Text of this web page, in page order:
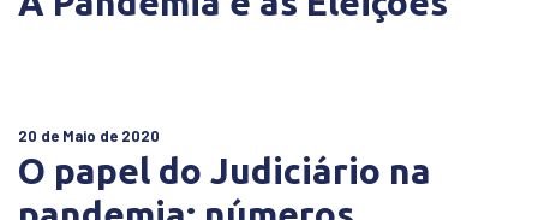
20 de Maio de 2020
O papel do Judiciário na